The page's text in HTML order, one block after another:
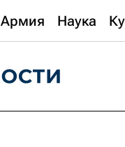
Армия Наука